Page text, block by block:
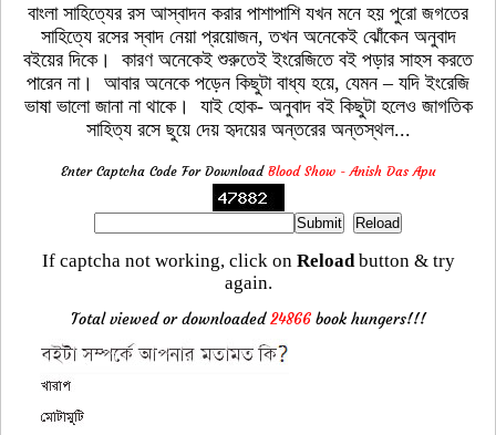
বাংলা সাহিত্যের রস আস্বাদন করার পাশাপাশি যখন মনে হয় পুরো জগতের
সাহিত্যে রসের স্বাদ নেয়া প্রয়োজন, তখন অনেকেই ঝোঁকেন অনুবাদ
বইয়ের দিকে। কারণ অনেকেই শুরুতেই ইংরেজিতে বই পড়ার সাহস করতে
পারেন না। আবার অনেকে পড়েন কিছুটা বাধ্য হয়ে, যেমন – যদি ইংরেজি
ভাষা ভালো জানা না থাকে। যাই হোক- অনুবাদ বই কিছুটা হলেও জাগতিক
সাহিত্য রসে ছুয়ে দেয় হৃদয়ের অন্তরের অন্তস্থল...
Enter Captcha Code For Download Blood Show - Anish Das Apu
If captcha not working, click on Reloadbutton & try
again.
Total viewed or downloaded24866book hungers!!!